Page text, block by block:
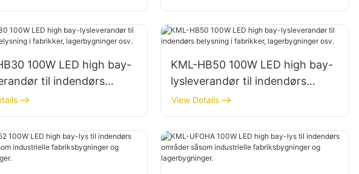
LED-projektørlys
100W LED high bay-
til indendørs
i fabrikker,
osv.
KML-HB50 100W LED high bay-
lysleverandør til indendørs
belysning i fabrikker,
lagerbygninger osv.
View Details